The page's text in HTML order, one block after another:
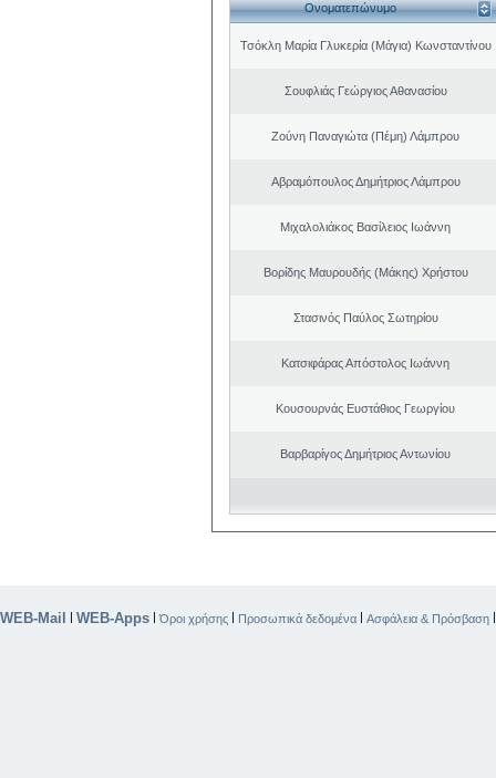
Ονοματεπώνυμο
Τσόκλη Μαρία Γλυκερία (Μάγια) Κωνσταντίνου
Σουφλιάς Γεώργιος Αθανασίου
Ζούνη Παναγιώτα (Πέμη) Λάμπρου
Αβραμόπουλος Δημήτριος Λάμπρου
Μιχαλολιάκος Βασίλειος Ιωάννη
Βορίδης Μαυρουδής (Μάκης) Χρήστου
Στασινός Παύλος Σωτηρίου
Κατσιφάρας Απόστολος Ιωάννη
Κουσουρνάς Ευστάθιος Γεωργίου
Βαρβαρίγος Δημήτριος Αντωνίου
WEB-Mail | WEB-Apps |Όροι χρήσης | Προσωπικά δεδομένα | Ασφάλεια & Πρόσβαση